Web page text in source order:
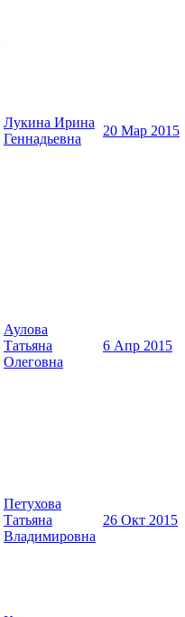
Лукина Ирина
Геннадьевна
20 Мар 2015
Аулова
Татьяна
Олеговна
6 Апр 2015
Петухова
Татьяна
Владимировна
26 Окт 2015